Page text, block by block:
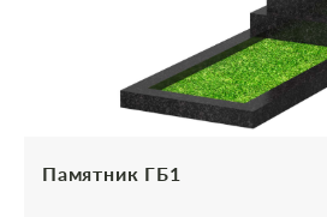
Памятник ГБ1